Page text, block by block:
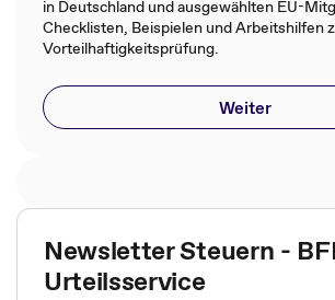
in Deutschland und ausgewählten EU-
Checklisten, Beispielen und Arbeitshilfen
Vorteilhaftigkeitsprüfung.
Weiter
Newsletter Steuern -
Urteilsservice